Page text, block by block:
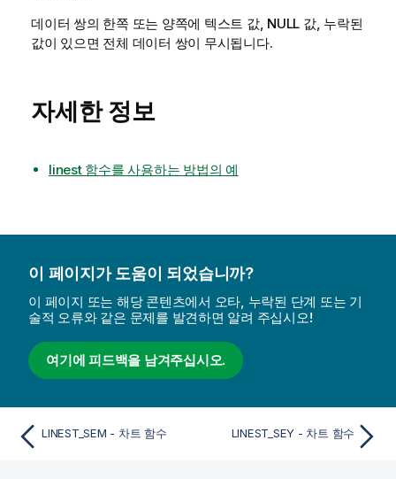
데이터 쌍의 한쪽 또는 양쪽에 텍스트 값, NULL 값, 누락된
값이 있으면 전체 데이터 쌍이 무시됩니다.
자세한 정보
linest 함수를 사용하는 방법의 예
이 페이지가 도움이 되었습니까?
이 페이지 또는 해당 콘텐츠에서 오타, 누락된 단계 또는 기
술적 오류와 같은 문제를 발견하면 알려 주십시오!
여기에 피드백을 남겨주십시오.
LINEST_SEM - 차트 함수 LINEST_SEY - 차트 함수